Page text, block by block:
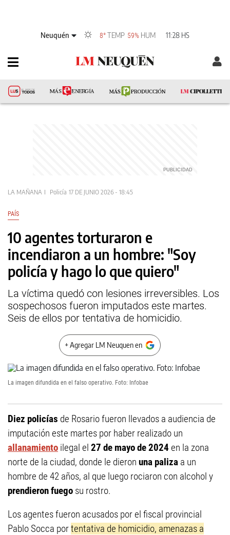
Neuquén 8°TEMP 59% HUM 11:28 HS
LA MAÑANA Policía 17 DE JUNIO 2026 - 18:45
PAÍS
10 agentes torturaron e
incendiaron a un hombre: "Soy
policía y hago lo que quiero"
La víctima quedó con lesiones irreversibles. Los
sospechosos fueron imputados este martes.
Seis de ellos por tentativa de homicidio.
+ Agregar LM Neuquen en
La imagen difundida en el falso operativo. Foto: Infobae
Diez policías de Rosario fueron llevados a audiencia de
imputación este martes por haber realizado un
allanamiento ilegal el 27 de mayo de 2024 en la zona
norte de la ciudad, donde le dieron una paliza a un
hombre de 42 años, al que luego rociaron con alcohol y
prendieron fuego su rostro.
Los agentes fueron acusados por el fiscal provincial
Pablo Socca portentativa de homicidio, amenazas a